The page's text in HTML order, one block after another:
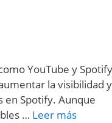
YouTube y Spotify
la visibilidad y
en Spotify. Aunque
… Leer más